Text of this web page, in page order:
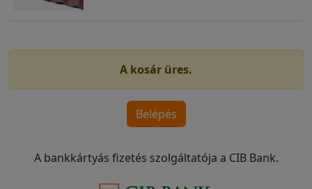
A kosár üres.
A bankkártyás fizetés szolgáltatója a CIB Bank.